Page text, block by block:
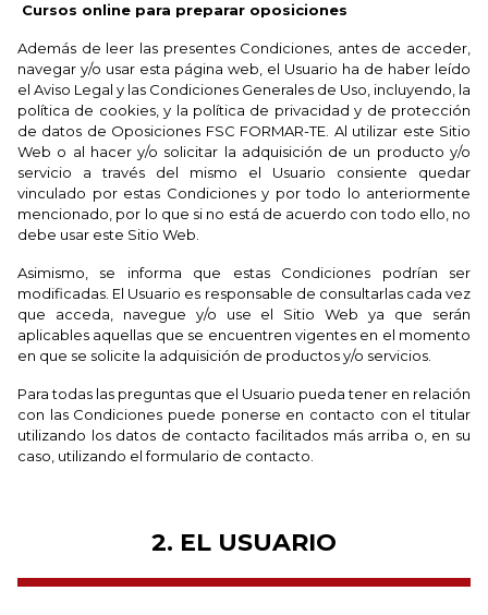
Cursos online para preparar oposiciones
Además de leer las presentes Condiciones, antes de acceder,
navegar y/o usar esta página web, el Usuario ha de haber leído
el Aviso Legal y las Condiciones Generales de Uso, incluyendo, la
política de cookies, y la política de privacidad y de protección
de datos de Oposiciones FSC FORMAR-TE. Al utilizar este Sitio
Web o al hacer y/o solicitar la adquisición de un producto y/o
servicio a través del mismo el Usuario consiente quedar
vinculado por estas Condiciones y por todo lo anteriormente
mencionado, por lo que si no está de acuerdo con todo ello, no
debe usar este Sitio Web.
Asimismo, se informa que estas Condiciones podrían ser
modificadas. El Usuario es responsable de consultarlas cada vez
que acceda, navegue y/o use el Sitio Web ya que serán
aplicables aquellas que se encuentren vigentes en el momento
en que se solicite la adquisición de productos y/o servicios.
Para todas las preguntas que el Usuario pueda tener en relación
con las Condiciones puede ponerse en contacto con el titular
utilizando los datos de contacto facilitados más arriba o, en su
caso, utilizando el formulario de contacto.
2. EL USUARIO